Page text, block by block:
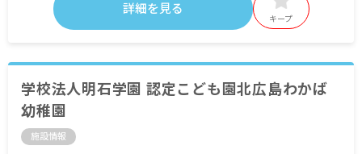
詳細を見る
キープ
学校法人明石学園 認定こども園北広島わかば
幼稚園
施設情報